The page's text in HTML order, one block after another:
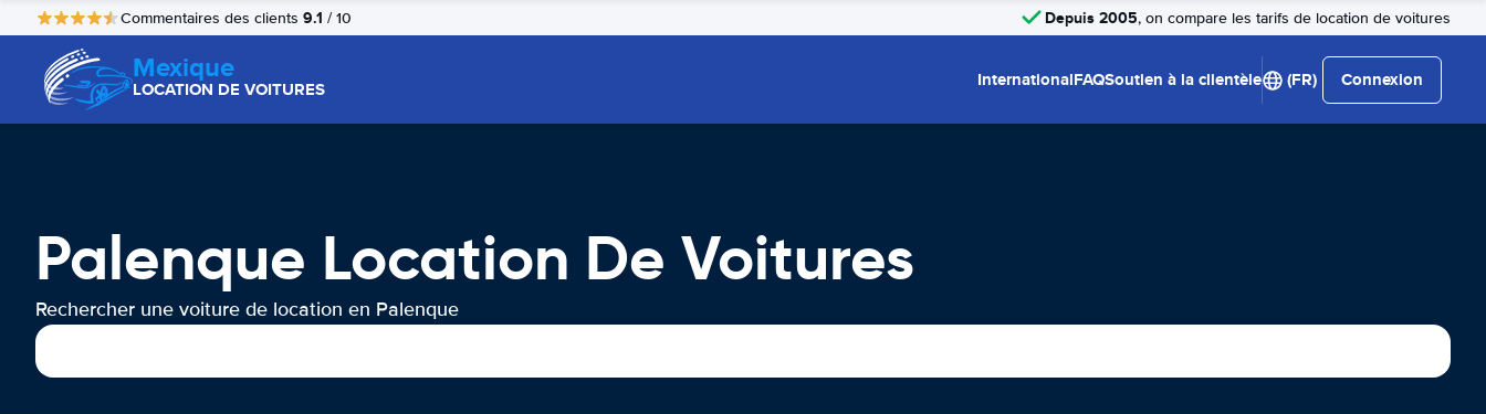
Commentaires des clients 9.1 / 10 Depuis 2005, on compare les tarifs de location de voitures
Mexique
LOCATION DE VOITURES InternationalFAQSoutien à la clientèle (FR) Connexion
Palenque Location De Voitures
Rechercher une voiture de location en Palenque